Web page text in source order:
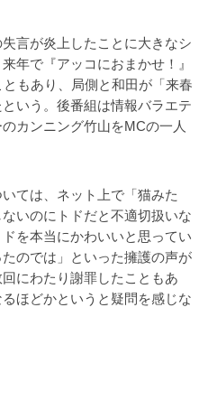
言が炎上したことに大きなシ
年で『アッコにおまかせ！』
もあり、局側と和田が「来春
いう。後番組は情報バラエテ
カンニング竹山をMCの一人
ては、ネット上で「猫みた
いのにトドだと不適切扱いな
を本当にかわいいと思ってい
のでは」といった擁護の声が
にわたり謝罪したこともあ
ほどかというと疑問を感じな